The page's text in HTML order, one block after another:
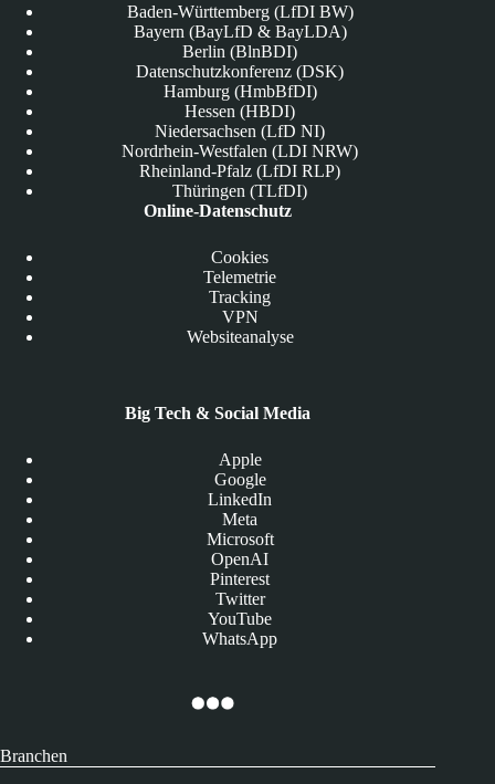
Baden-Württemberg (LfDI BW)
Bayern (BayLfD & BayLDA)
Berlin (BlnBDI)
Datenschutzkonferenz (DSK)
Hamburg (HmbBfDI)
Hessen (HBDI)
Niedersachsen (LfD NI)
Nordrhein-Westfalen (LDI NRW)
Rheinland-Pfalz (LfDI RLP)
Thüringen (TLfDI)
Online-Datenschutz
Cookies
Telemetrie
Tracking
VPN
Websiteanalyse
Big Tech & Social Media
Apple
Google
LinkedIn
Meta
Microsoft
OpenAI
Pinterest
Twitter
YouTube
WhatsApp
Branchen